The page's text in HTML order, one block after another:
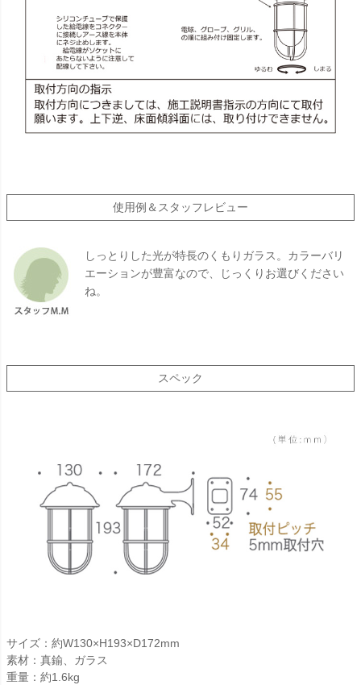
使用例＆スタッフレビュー
しっとりした光が特長のくもりガラス。カラーバリ
エーションが豊富なので、じっくりお選びください
ね。
スペック
サイズ：約W130×H193×D172mm
素材：真鍮、ガラス
重量：約1.6kg